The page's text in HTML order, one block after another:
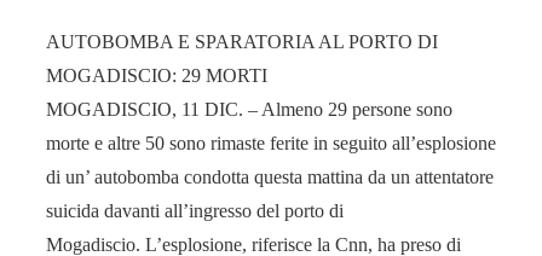
AUTOBOMBA E SPARATORIA AL PORTO DI
MOGADISCIO: 29 MORTI
MOGADISCIO, 11 DIC. – Almeno 29 persone sono
morte e altre 50 sono rimaste ferite in seguito all’esplosione
di un’ autobomba condotta questa mattina da un attentatore
suicida davanti all’ingresso del porto di
Mogadiscio. L’esplosione, riferisce la Cnn, ha preso di